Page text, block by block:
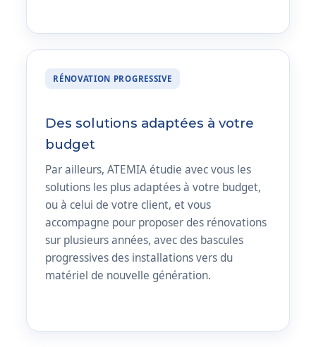
RÉNOVATION PROGRESSIVE
Des solutions adaptées à votre
budget
Par ailleurs, ATEMIA étudie avec vous les
solutions les plus adaptées à votre budget,
ou à celui de votre client, et vous
accompagne pour proposer des rénovations
sur plusieurs années, avec des bascules
progressives des installations vers du
matériel de nouvelle génération.